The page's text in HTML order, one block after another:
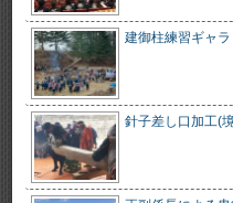
建御柱練習ギャラ
針子差し口加工(